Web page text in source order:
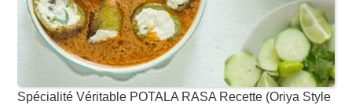
Spécialité Véritable POTALA RASA Recette (Oriya Style